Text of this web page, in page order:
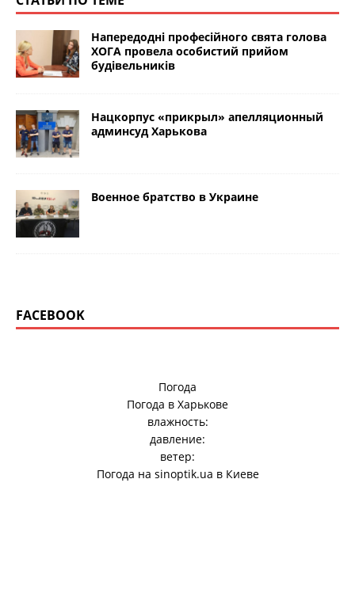
Напередодні професійного свята голова
ХОГА провела особистий прийом
будівельників
Нацкорпус «прикрыл» апелляционный
админсуд Харькова
Военное братство в Украине
FACEBOOK
Погода
Погода в Харькове
влажность:
давление:
ветер:
Погода на sinoptik.ua в Киеве